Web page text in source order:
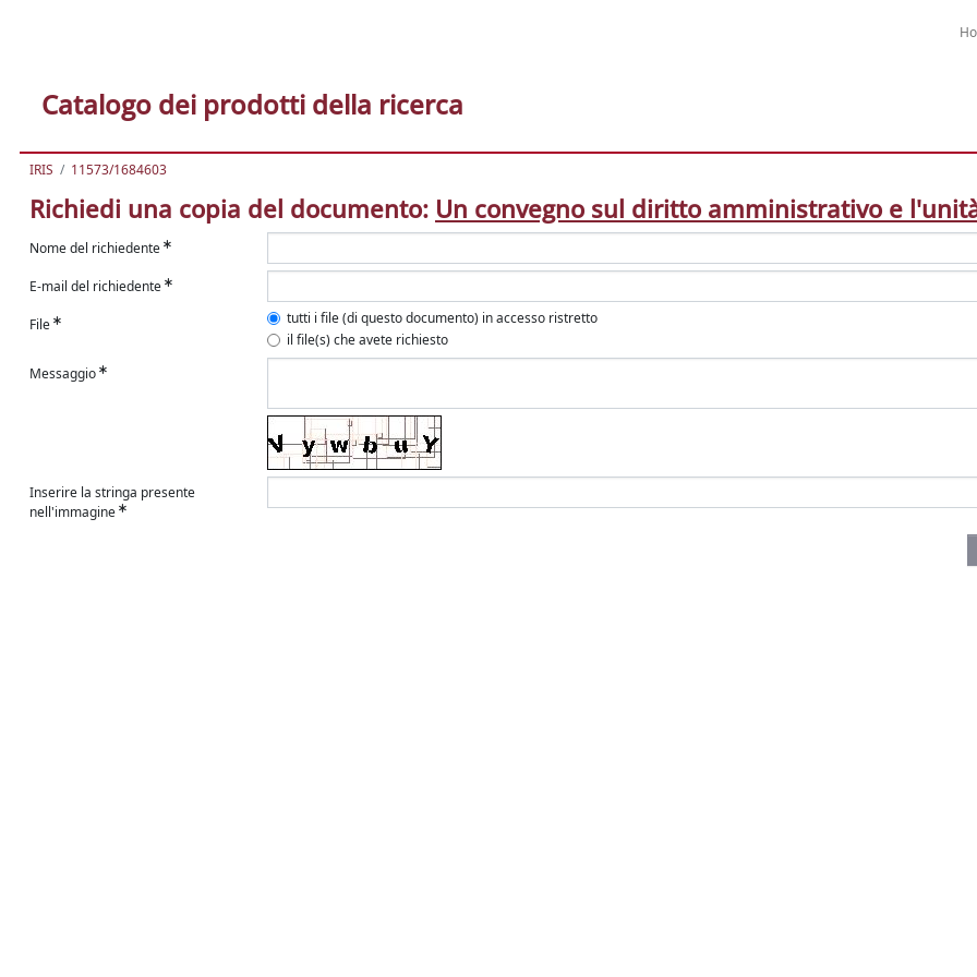
Catalogo dei prodotti della ricerca
IRIS 11573/1684603
Richiedi una copia del documento: Un convegno sul diritto amministrativo e
Nome del richiedente
E-mail del richiedente
File
tutti i file (di questo documento) in accesso ristretto
il file(s) che avete richiesto
Messaggio
Inserire la stringa presente
nell'immagine